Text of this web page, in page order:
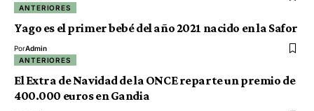
ANTERIORES
Yago es el primer bebé del año 2021 nacido en la Safor
PorAdmin
ANTERIORES
El Extra de Navidad de la ONCE reparte un premio de
400.000 euros en Gandia